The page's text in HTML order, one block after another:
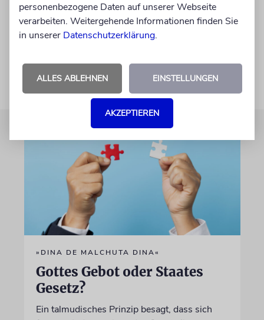
Gebote beachtet und an die Kinder
weitergegeben werden.
5. Buch Moses 7,12 – 11,25
»DINA DE MALCHUTA DINA«
Gottes Gebot oder Staates
Gesetz?
Ein talmudisches Prinzip besagt, dass sich
personenbezogene Daten auf unserer Webseite
verarbeiten. Weitergehende Informationen finden Sie
in unserer Datenschutzerklärung.
ALLES ABLEHNEN EINSTELLUNGEN
AKZEPTIEREN